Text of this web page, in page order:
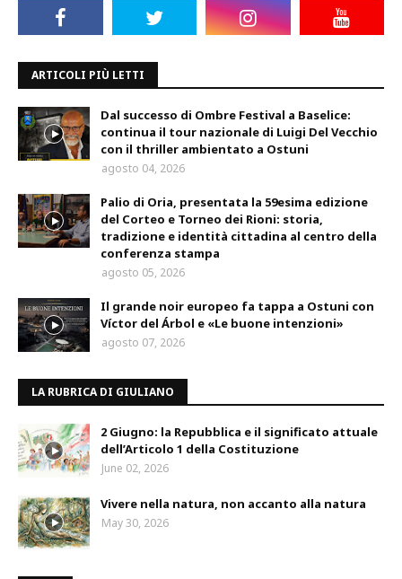
ARTICOLI PIÙ LETTI
Dal successo di Ombre Festival a Baselice:
continua il tour nazionale di Luigi Del Vecchio
con il thriller ambientato a Ostuni
agosto 04, 2026
Palio di Oria, presentata la 59esima edizione
del Corteo e Torneo dei Rioni: storia,
tradizione e identità cittadina al centro della
conferenza stampa
agosto 05, 2026
Il grande noir europeo fa tappa a Ostuni con
Víctor del Árbol e «Le buone intenzioni»
agosto 07, 2026
LA RUBRICA DI GIULIANO
2 Giugno: la Repubblica e il significato attuale
dell’Articolo 1 della Costituzione
June 02, 2026
Vivere nella natura, non accanto alla natura
May 30, 2026